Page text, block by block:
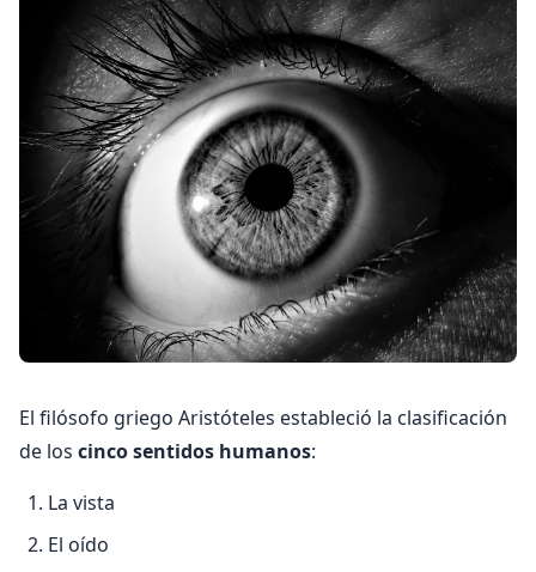
El filósofo griego Aristóteles estableció la clasificación
de los cinco sentidos humanos:
La vista
El oído